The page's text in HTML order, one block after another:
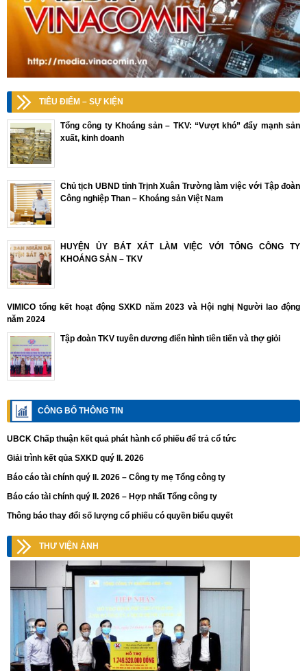
TIÊU ĐIỂM – SỰ KIỆN
Tổng công ty Khoáng sản – TKV: “Vượt khó” đẩy mạnh sản
xuất, kinh doanh
Chủ tịch UBND tỉnh Trịnh Xuân Trường làm việc với Tập đoàn
Công nghiệp Than – Khoáng sản Việt Nam
HUYỆN ỦY BÁT XÁT LÀM VIỆC VỚI TỔNG CÔNG TY
KHOÁNG SẢN – TKV
VIMICO tổng kết hoạt động SXKD năm 2023 và Hội nghị Người lao động
năm 2024
Tập đoàn TKV tuyên dương điển hình tiên tiến và thợ giỏi
CÔNG BỐ THÔNG TIN
UBCK Chấp thuận kết quả phát hành cổ phiếu để trả cổ tức
Giải trình kết qủa SXKD quý II. 2026
Báo cáo tài chính quý II. 2026 – Công ty mẹ Tổng công ty
Báo cáo tài chính quý II. 2026 – Hợp nhất Tổng công ty
Thông báo thay đổi số lượng cổ phiếu có quyền biểu quyết
THƯ VIỆN ẢNH